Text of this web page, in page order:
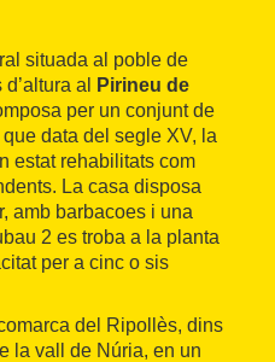
situada al poble de
al
Pirineu de
per un conjunt de
data del segle XV, la
estat rehabilitats com
La casa disposa
amb barbacoes i una
2 es troba a la planta
per a cinc o sis
del Ripollès, dins
la vall de Núria, en un